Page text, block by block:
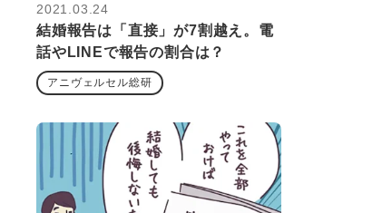
2021.03.24
結婚報告は「直接」が7割越え。電
話やLINEで報告の割合は？
アニヴェルセル総研